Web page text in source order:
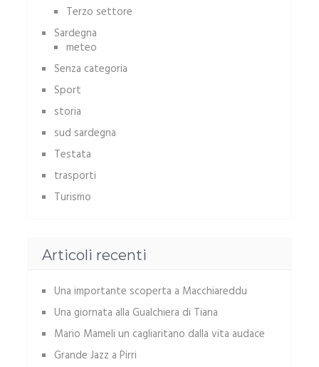
Terzo settore
Sardegna
meteo
Senza categoria
Sport
storia
sud sardegna
Testata
trasporti
Turismo
Articoli recenti
Una importante scoperta a Macchiareddu
Una giornata alla Gualchiera di Tiana
Mario Mameli un cagliaritano dalla vita audace
Grande Jazz a Pirri